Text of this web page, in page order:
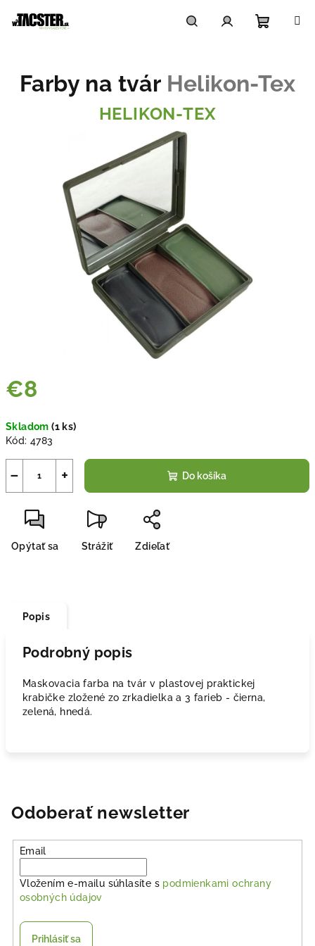
košík
€8
cena:
Skladom(1 ks)
Kód: 4783
+
− Do košíka
Opýtať sa Strážiť Zdieľať
Farby na tvár Helikon-Tex
HELIKON-TEX
Popis
Podrobný popis
Maskovacia farba na tvár v plastovej praktickej
krabičke zložené zo zrkadielka a 3 farieb - čierna,
zelená, hnedá.
Odoberať newsletter
Email
Vložením e-mailu súhlasíte s podmienkami ochrany
osobných údajov
Prihlásiť sa